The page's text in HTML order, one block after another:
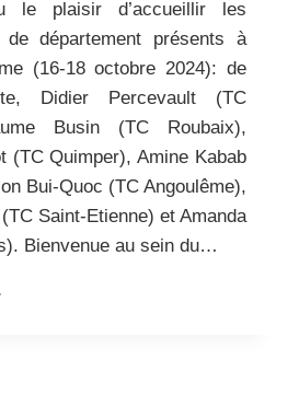
le plaisir d’accueillir les
de département présents à
(16-18 octobre 2024): de
Didier Percevault (TC
Busin (TC Roubaix),
(TC Quimper), Amine Kabab
Bui-Quoc (TC Angoulême),
Saint-Etienne) et Amanda
Bienvenue au sein du…